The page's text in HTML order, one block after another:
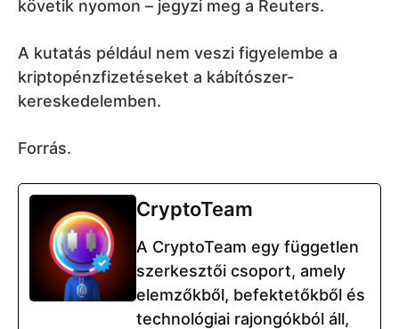
követik nyomon – jegyzi meg a Reuters.
A kutatás például nem veszi figyelembe a
kriptopénzfizetéseket a kábítószer-
kereskedelemben.
Forrás.
CryptoTeam
A CryptoTeam egy független
szerkesztői csoport, amely
elemzőkből, befektetőkből és
technológiai rajongókból áll,